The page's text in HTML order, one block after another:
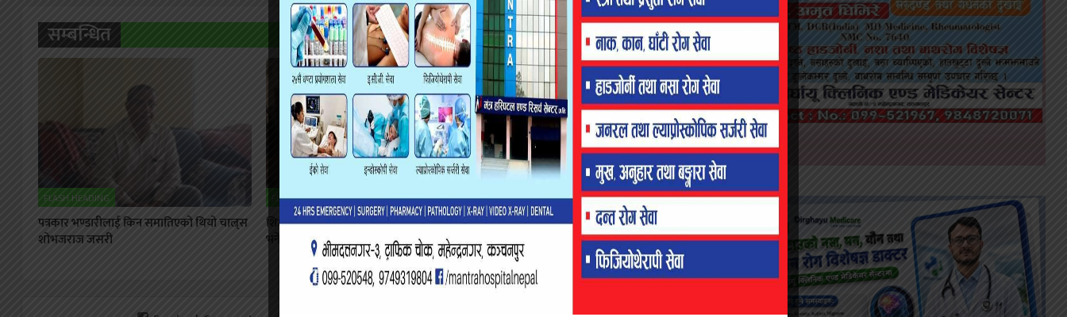
सम्बन्धित
FLASH HEADING
पत्रकार भण्डारीलाई किन समातिएको थियो चाल्र्स
शोभजराज जसरी
FLASH HEADING
शिक्षक महासंघ परिषद्मा मन्तव्य राख्दै जोशीले
भने– शिक्षक अधिकारका लागि आत्मदाह गर्ने…
FLASH HEADING
पत्रकार सम्मेलनमा झण्डै एक घण्टा बोले भण्डारी,
भन्छन् – ३७ दिन मात्रै ३७ बर्ष जेल बसे…